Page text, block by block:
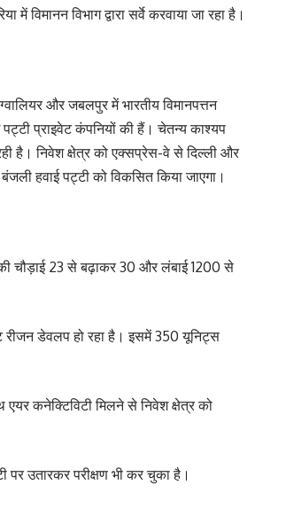
विमानन विभाग द्वारा सर्वे करवाया जा रहा है।
और जबलपुर में भारतीय विमानपत्तन
प्राइवेट कंपनियों की हैं। चेतन्य काश्यप
है। निवेश क्षेत्र को एक्सप्रेस-वे से दिल्ली और
हवाई पट्टी को विकसित किया जाएगा।
चौड़ाई 23 से बढ़ाकर 30 और लंबाई 1200 से
डेवलप हो रहा है। इसमें 350 यूनिट्स
कनेक्टिविटी मिलने से निवेश क्षेत्र को
पर उतारकर परीक्षण भी कर चुका है।